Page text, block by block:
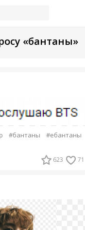
«бантаны»
#бантаны
#ебантаны
623 71